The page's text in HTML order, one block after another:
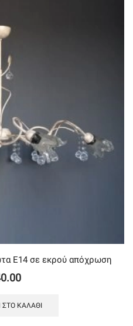
Ε14 σε εκρού απόχρωση
ΚΑΛΆΘΙ